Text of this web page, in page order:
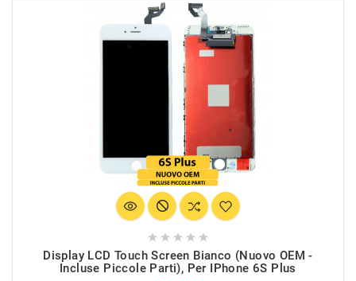
    
Display LCD Touch Screen Bianco (Nuovo OEM -
Incluse Piccole Parti), Per IPhone 6S Plus